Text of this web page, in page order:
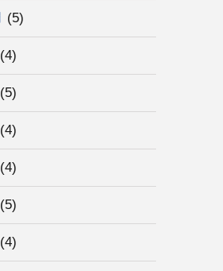
(5)
(4)
(5)
(4)
(4)
(5)
(4)